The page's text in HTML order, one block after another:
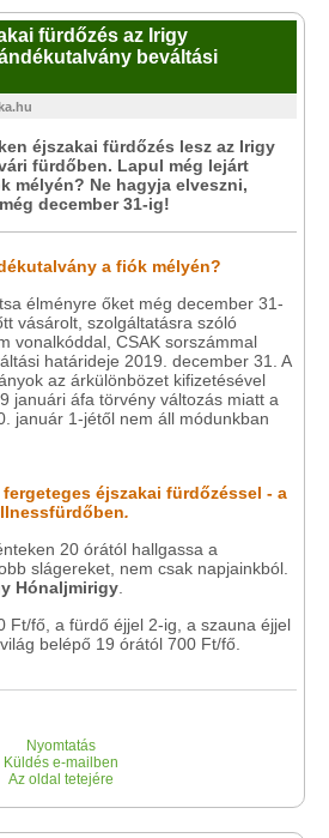
fürdőzés az Irigy
beváltási
éjszakai fürdőzés lesz az Irigy
fürdőben. Lapul még lejárt
mélyén? Ne hagyja elveszni,
december 31-ig!
a fiók mélyén?
élményre őket még december 31-
vásárolt, szolgáltatásra szóló
vonalkóddal, CSAK sorszámmal
határideje 2019. december 31. A
az árkülönbözet kifizetésével
januári áfa törvény változás miatt a
január 1-jétől nem áll módunkban
éjszakai fürdőzéssel - a
.
20 órától hallgassa a
slágereket, nem csak napjainkból.
Hónaljmirigy
Ft/fő, a fürdő éjjel 2-ig, a szauna éjjel
belépő 19 órától 700 Ft/fő.
Nyomtatás
Küldés e-mailben
Az oldal tetejére